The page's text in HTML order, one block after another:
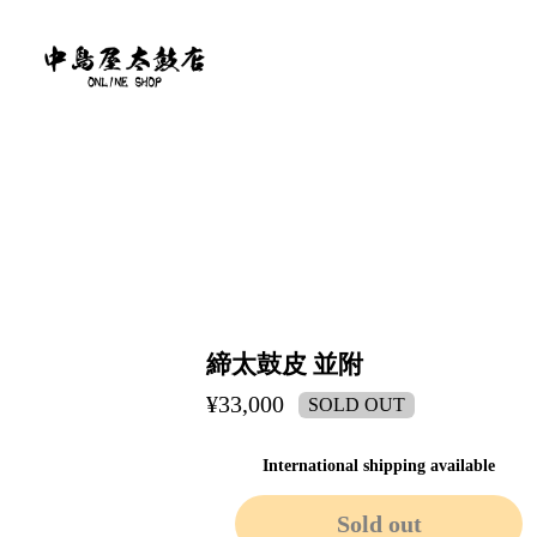
締太鼓皮 並附
¥33,000 SOLD OUT
International shipping available
Sold out